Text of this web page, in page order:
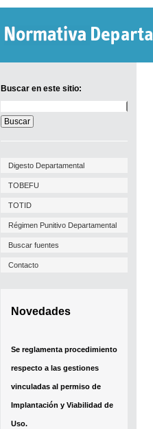
Buscar en este sitio:
en
este
sitio:
Digesto Departamental
TOBEFU
TOTID
Régimen Punitivo Departamental
Buscar fuentes
Contacto
Novedades
Se reglamenta procedimiento
respecto a las gestiones
vinculadas al permiso de
Implantación y Viabilidad de
Uso.